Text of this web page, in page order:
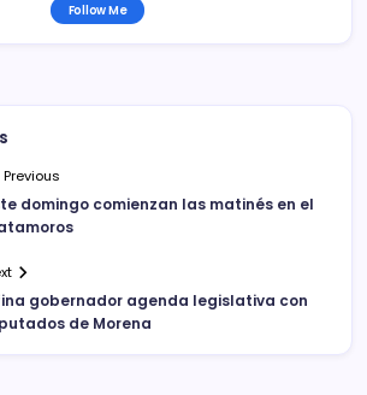
Follow Me
Previous
domingo comienzan las matinés en el
gobernador agenda legislativa con
de Morena